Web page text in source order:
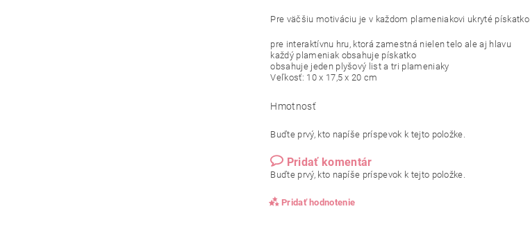
Pre väčšiu motiváciu je v každom plameniakovi ukryté pískatko.
pre interaktívnu hru, ktorá zamestná nielen telo ale aj hlavu
každý plameniak obsahuje pískatko
obsahuje jeden plyšový list a tri plameniaky
Veľkosť: 10 x 17,5 x 20 cm
Hmotnosť
Buďte prvý, kto napíše príspevok k tejto položke.
Pridať komentár
Buďte prvý, kto napíše príspevok k tejto položke.
Pridať hodnotenie